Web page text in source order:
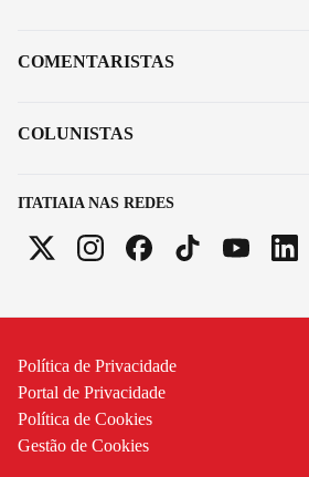
ITATIAIA NAS REDES
COMENTARISTAS
COLUNISTAS
Política de Privacidade
Portal de Privacidade
Política de Cookies
Gestão de Cookies